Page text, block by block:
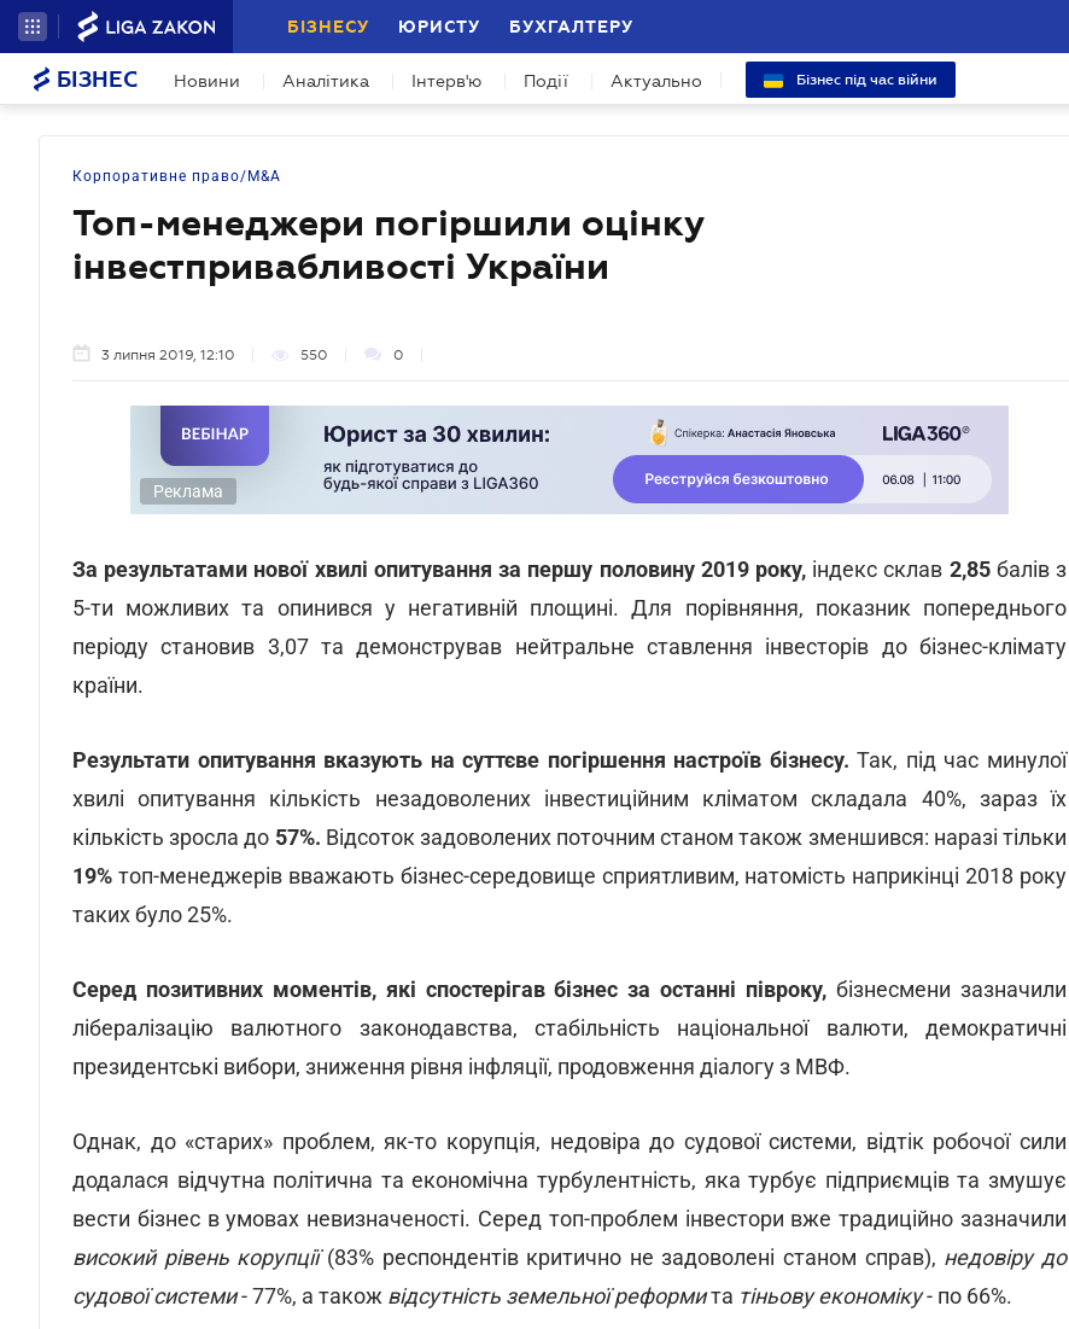
БІЗНЕСУ ЮРИСТУ БУХГАЛТЕРУ
БІЗНЕС Новини Аналітика Інтерв'ю Події Актуально Бізнес під час війни
Корпоративне право/M&A
Топ-менеджери погіршили оцінку
інвестпривабливості України
3 липня 2019, 12:10 550 0
Реклама
За результатами нової хвилі опитування за першу половину 2019 року,індекс склав 2,85балів з
5-ти можливих та опинився у негативній площині. Для порівняння, показник попереднього
періоду становив 3,07 та демонстрував нейтральне ставлення інвесторів до бізнес-клімату
країни.
Результати опитування вказують на суттєве погіршення настроїв бізнесу. Так, під час минулої
хвилі опитування кількість незадоволених інвестиційним кліматом складала 40%, зараз їх
кількість зросла до 57%. Відсоток задоволених поточним станом також зменшився: наразі тільки
19% топ-менеджерів вважають бізнес-середовище сприятливим, натомість наприкінці 2018 року
таких було 25%.
Серед позитивних моментів, які спостерігав бізнес за останні півроку, бізнесмени зазначили
лібералізацію валютного законодавства, стабільність національної валюти, демократичні
президентські вибори, зниження рівня інфляції, продовження діалогу з МВФ.
Однак, до «старих» проблем, як-то корупція, недовіра до судової системи, відтік робочої сили
додалася відчутна політична та економічна турбулентність, яка турбує підприємців та змушує
вести бізнес в умовах невизначеності. Серед топ-проблем інвестори вже традиційно зазначили
високий рівень корупції(83% респондентів критично не задоволені станом справ), недовіру до
судової системи- 77%, а також відсутність земельної реформита тіньову економіку- по 66%.